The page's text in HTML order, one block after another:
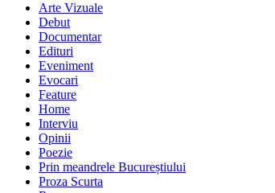
Arte Vizuale
Debut
Documentar
Edituri
Eveniment
Evocari
Feature
Home
Interviu
Opinii
Poezie
Prin meandrele Bucureștiului
Proza Scurta